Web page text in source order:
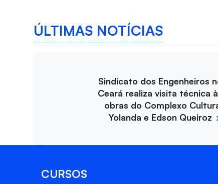
ÚLTIMAS NOTÍCIAS
Sindicato dos Engenheiros
Ceará realiza visita técnica
obras do Complexo
Yolanda e Edson Queiroz
CURSOS